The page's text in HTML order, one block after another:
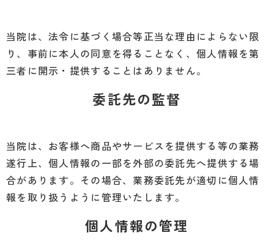
当院は、法令に基づく場合等正当な理由によらない限
り、事前に本人の同意を得ることなく、個人情報を第
三者に開示・提供することはありません。
委託先の監督
当院は、お客様へ商品やサービスを提供する等の業務
遂行上、個人情報の一部を外部の委託先へ提供する場
合があります。その場合、業務委託先が適切に個人情
報を取り扱うように管理いたします。
個人情報の管理